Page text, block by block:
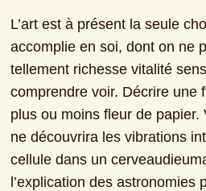
L’art est à présent la seule
accomplie en soi, dont on ne
tellement richesse vitalité
comprendre voir. Décrire une
plus ou moins fleur de papier.
ne découvrira les vibrations
cellule dans un
l’explication des astronomies